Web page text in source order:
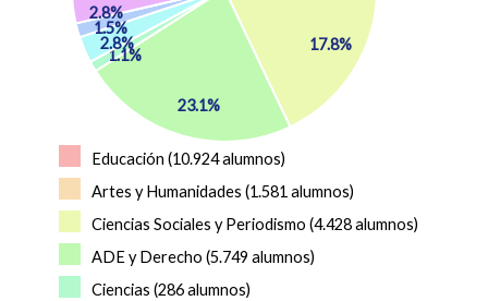
Educación (10.924 alumnos)
Artes y Humanidades (1.581 alumnos)
Ciencias Sociales y Periodismo (4.428 alumnos)
ADE y Derecho (5.749 alumnos)
Ciencias (286 alumnos)
17.8%
23.1%
1.1%
2.8%
1.5%
2.8%